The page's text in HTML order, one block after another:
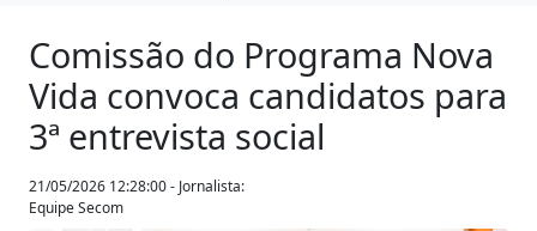
Comissão do Programa Nova
Vida convoca candidatos para
3ª entrevista social
21/05/2026 12:28:00 - Jornalista:
Equipe Secom